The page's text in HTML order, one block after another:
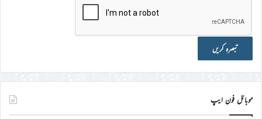
موبائل فون ایپ